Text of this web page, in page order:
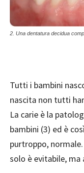
2. Una dentatura decidua
Tutti i bambini
nascita non tutti
La carie è la
bambini (3) ed è
purtroppo,
solo è evitabile, ma